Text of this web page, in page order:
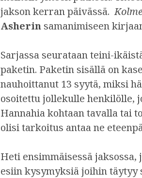
jakson kerran päivässä.
Asherinsamanimiseen
Sarjassa seurataan teini-
paketin. Paketin sisällä on
nauhoittanut 13 syytä, miksi
osoitettu jollekulle henkilölle,
Hannahia kohtaan tavalla tai
olisi tarkoitus antaa ne
Heti ensimmäisessä
esiin kysymyksiä joihin täytyy